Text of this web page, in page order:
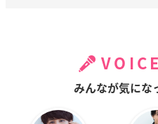
みんなが気にな